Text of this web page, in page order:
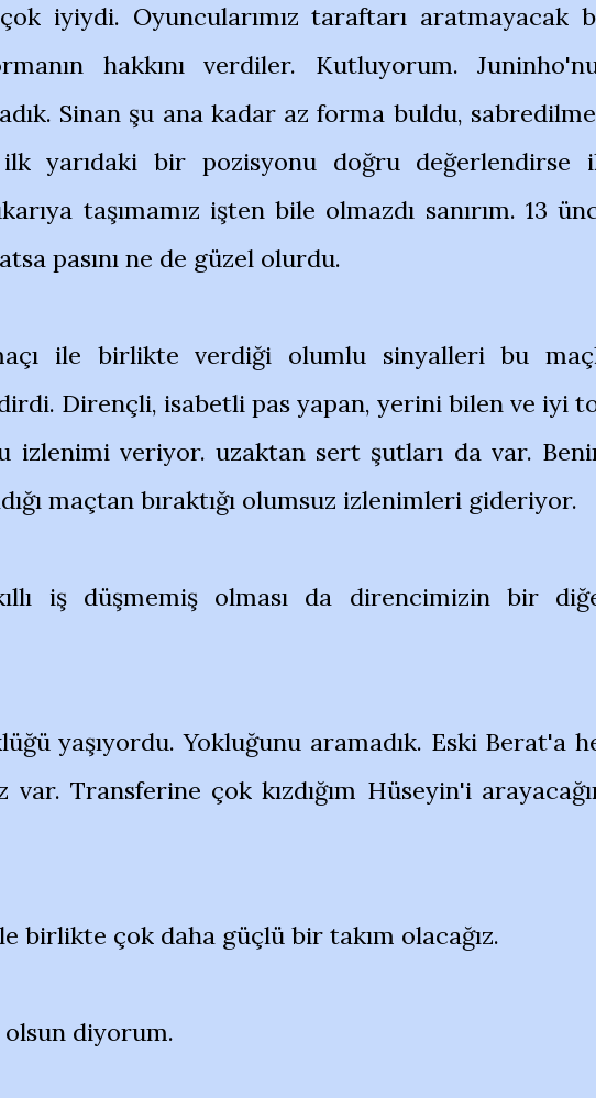
çok iyiydi. Oyuncularımız taraftarı aratmayacak
hakkını verdiler. Kutluyorum.
Sinan şu ana kadar az forma buldu,
yarıdaki bir pozisyonu doğru değerlendirse
taşımamız işten bile olmazdı sanırım. 13
pasını ne de güzel olurdu.
ile birlikte verdiği olumlu sinyalleri bu
Dirençli, isabetli pas yapan, yerini bilen ve iyi
izlenimi veriyor. uzaktan sert şutları da var.
maçtan bıraktığı olumsuz izlenimleri gideriyor.
iş düşmemiş olması da direncimizin bir
yaşıyordu. Yokluğunu aramadık. Eski Berat'a
var. Transferine çok kızdığım Hüseyin'i
birlikte çok daha güçlü bir takım olacağız.
diyorum.